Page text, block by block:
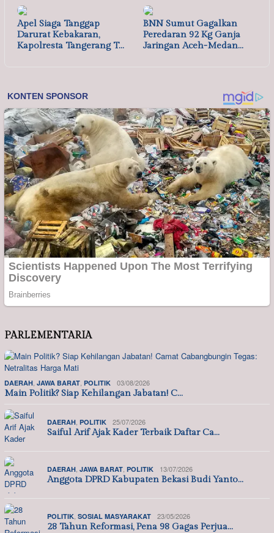
Apel Siaga Tanggap
Darurat Kebakaran,
Kapolresta Tangerang T…
BNN Sumut Gagalkan
Peredaran 92 Kg Ganja
Jaringan Aceh-Medan…
PARLEMENTARIA
DAERAH, JAWA BARAT, POLITIK 03/08/2026
Main Politik? Siap Kehilangan Jabatan! C…
DAERAH, POLITIK 25/07/2026
Saiful Arif Ajak Kader Terbaik Daftar Ca…
DAERAH, JAWA BARAT, POLITIK 13/07/2026
Anggota DPRD Kabupaten Bekasi Budi Yanto…
POLITIK, SOSIAL MASYARAKAT 23/05/2026
28 Tahun Reformasi, Pena 98 Gagas Perjua…